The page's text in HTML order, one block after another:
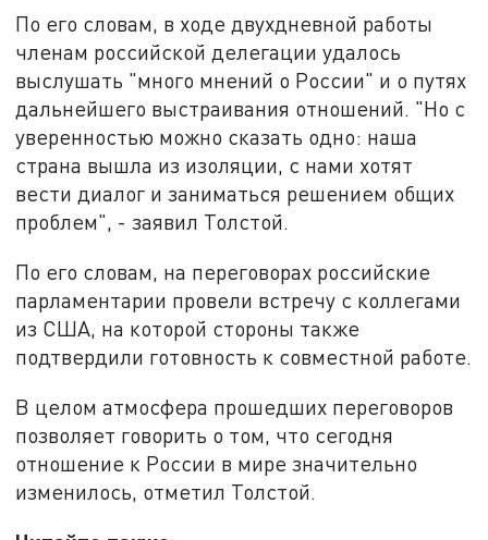
По его словам, в ходе двухдневной работы
членам российской делегации удалось
выслушать "много мнений о России" и о путях
дальнейшего выстраивания отношений. "Но с
уверенностью можно сказать одно: наша
страна вышла из изоляции, с нами хотят
вести диалог и заниматься решением общих
проблем", - заявил Толстой.
По его словам, на переговорах российские
парламентарии провели встречу с коллегами
из США, на которой стороны также
подтвердили готовность к совместной работе.
В целом атмосфера прошедших переговоров
позволяет говорить о том, что сегодня
отношение к России в мире значительно
изменилось, отметил Толстой.